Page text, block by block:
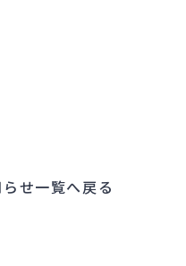
せ一覧へ戻る